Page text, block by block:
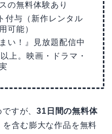
の無料体験あり
付与（新作レンタル
可能）
い！』見放題配信中
上。映画・ドラマ・
ですが、31日間の無料体
含む膨大な作品を無料